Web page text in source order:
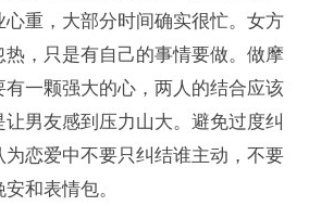
重，大部分时间确实很忙。女方
热，只是有自己的事情要做。做摩
一颗强大的心，两人的结合应该
男友感到压力山大。避免过度纠
恋爱中不要只纠结谁主动，不要
和表情包。